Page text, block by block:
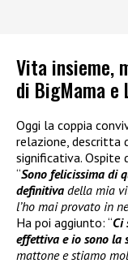
Vita insieme,
di BigMama e
Oggi la coppia
relazione, descritta
significativa. Ospite
“Sono felicissima di
definitiva della mia
l’ho mai provato in
Ha poi aggiunto: “Ci
effettiva e io sono la
mattone e stiamo